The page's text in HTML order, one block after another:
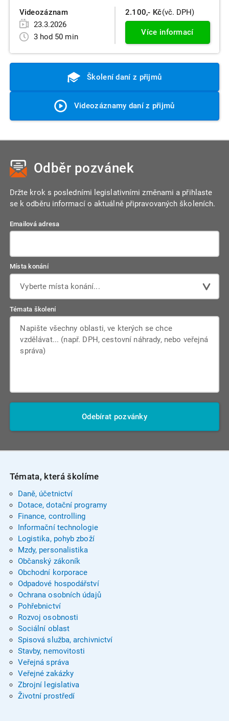
Videozáznam
23.3.2026
3 hod 50 min
2.100,- Kč(vč. DPH)
Více informací
Školení daní z přijmů
Videozáznamy daní z přijmů
Odběr pozvánek
Držte krok s posledními legislativními změnami a přihlaste
se k odběru informací o aktuálně připravovaných školeních.
Emailová adresa
Místa konání
Vyberte místa konání...
Témata školení
Odebírat pozvánky
Témata, která školíme
Daně, účetnictví
Dotace, dotační programy
Finance, controlling
Informační technologie
Logistika, pohyb zboží
Mzdy, personalistika
Občanský zákoník
Obchodní korporace
Odpadové hospodářství
Ochrana osobních údajů
Pohřebnictví
Rozvoj osobnosti
Sociální oblast
Spisová služba, archivnictví
Stavby, nemovitosti
Veřejná správa
Veřejné zakázky
Zbrojní legislativa
Životní prostředí